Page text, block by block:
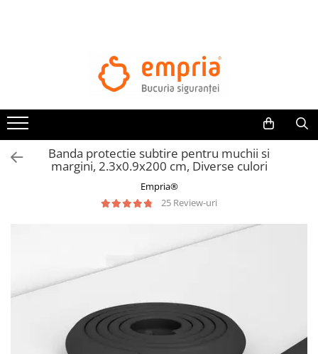
Bariere protectie pentru pat
Protectii mobilier
Banda protectie mobila copii
Protectie colturi mobila copii
Kituri de siguranta pentru copii si
Protectii utile
Poarta siguranta copii
Banda protectie subtire pentru muchii si
margini, 2.3x0.9x200 cm, Diverse culori
Empria®
25 Review-uri